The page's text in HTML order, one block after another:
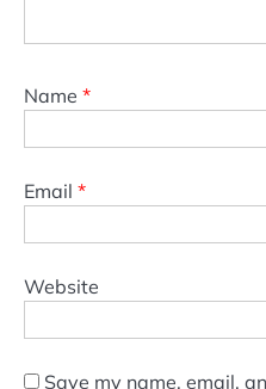
Name *
Email *
Website
Save my name, email,